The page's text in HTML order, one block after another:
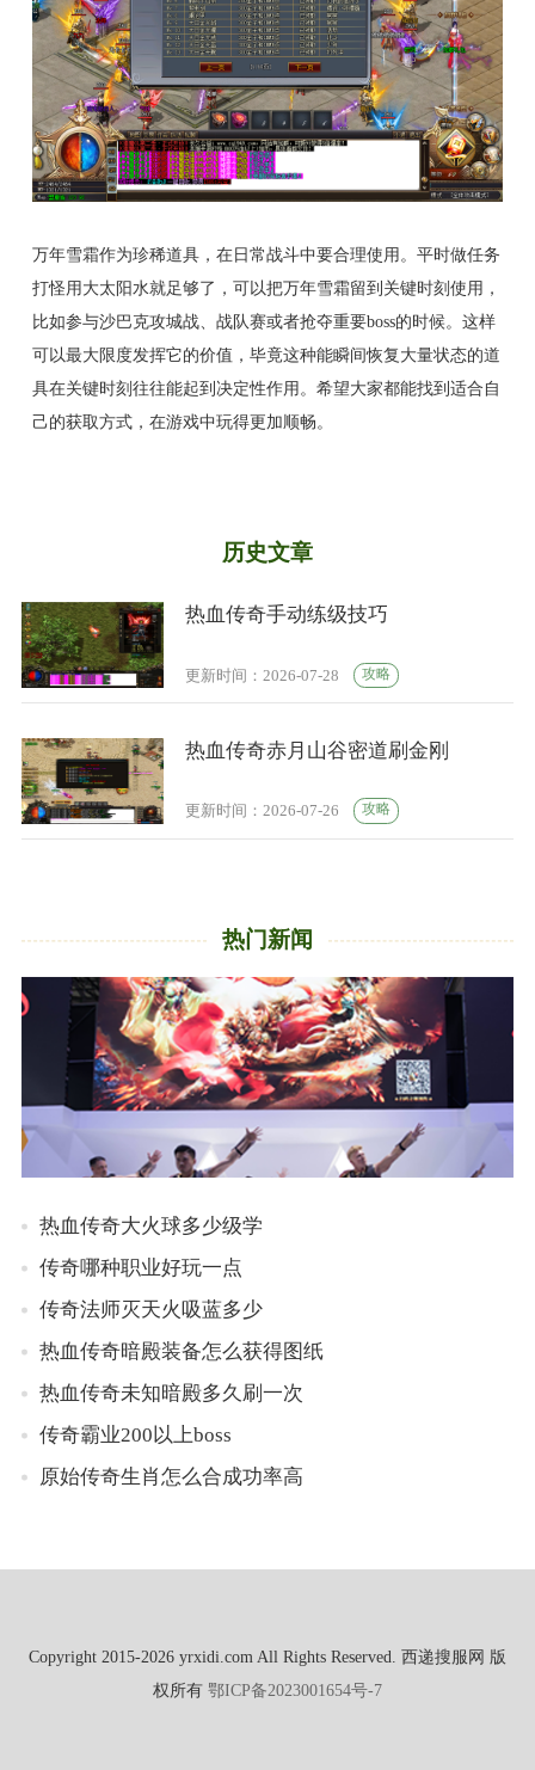
万年雪霜作为珍稀道具，在日常战斗中要合理使用。平时做任务
打怪用大太阳水就足够了，可以把万年雪霜留到关键时刻使用，
比如参与沙巴克攻城战、战队赛或者抢夺重要boss的时候。这样
可以最大限度发挥它的价值，毕竟这种能瞬间恢复大量状态的道
具在关键时刻往往能起到决定性作用。希望大家都能找到适合自
己的获取方式，在游戏中玩得更加顺畅。
历史文章
热血传奇手动练级技巧
更新时间：2026-07-28 攻略
热血传奇赤月山谷密道刷金刚
更新时间：2026-07-26 攻略
热门新闻
热血传奇大火球多少级学
传奇哪种职业好玩一点
传奇法师灭天火吸蓝多少
热血传奇暗殿装备怎么获得图纸
热血传奇未知暗殿多久刷一次
传奇霸业200以上boss
原始传奇生肖怎么合成功率高
Copyright 2015-2026 yrxidi.com All Rights Reserved. 西递搜服网 版
权所有 鄂ICP备2023001654号-7